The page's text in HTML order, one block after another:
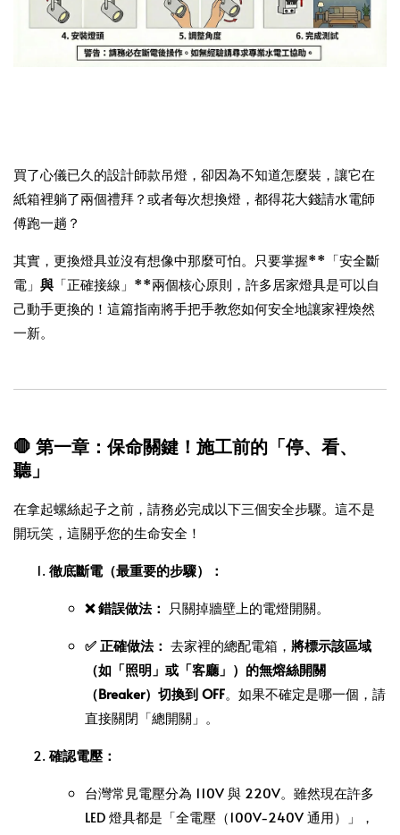
買了心儀已久的設計師款吊燈，卻因為不知道怎麼裝，讓它在
紙箱裡躺了兩個禮拜？或者每次想換燈，都得花大錢請水電師
傅跑一趟？
其實，更換燈具並沒有想像中那麼可怕。只要掌握**「安全斷
電」 與 「正確接線」**兩個核心原則，許多居家燈具是可以自
己動手更換的！這篇指南將手把手教您如何安全地讓家裡煥然
一新。
🛑 第一章：保命關鍵！施工前的「停、看、
聽」
在拿起螺絲起子之前，請務必完成以下三個安全步驟。這不是
開玩笑，這關乎您的生命安全！
徹底斷電（最重要的步驟）：
❌ 錯誤做法： 只關掉牆壁上的電燈開關。
✅ 正確做法： 去家裡的總配電箱， 將標示該區域
（如「照明」或「客廳」）的無熔絲開關
（Breaker）切換到 OFF。如果不確定是哪一個，請
直接關閉「總開關」。
確認電壓：
台灣常見電壓分為 110V 與 220V。雖然現在許多
LED 燈具都是「全電壓（100V-240V 通用）」，